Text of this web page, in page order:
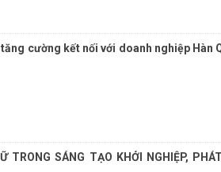
cường kết nối với doanh nghiệp Hàn
TRONG SÁNG TẠO KHỞI NGHIỆP,